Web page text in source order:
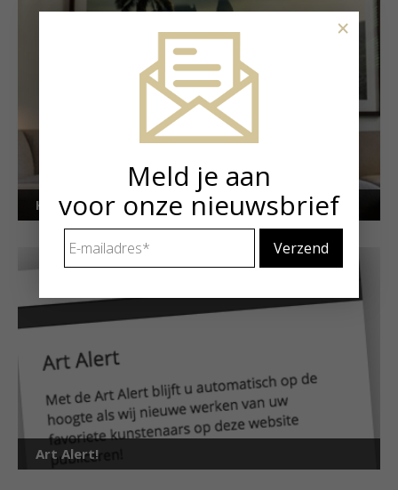
Kunstuitleen voor particulieren
Art Alert!
Meld je aan
voor onze nieuwsbrief
mailadres *
×